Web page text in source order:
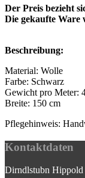
Der Preis bezieht
Die gekaufte Ware
Beschreibung:
Material: Wolle
Farbe: Schwarz
Gewicht pro Meter:
Breite: 150 cm
Pflegehinweis:
Kontaktdaten
Dirndlstubn Hippold